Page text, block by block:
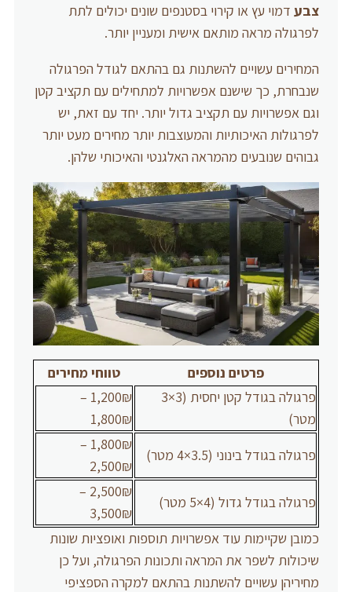
צבעדמוי עץ או קירוי בסטנפים שונים יכולים לתת
לפרגולה מראה מותאם אישית ומעניין יותר.
המחירים עשויים להשתנות גם בהתאם לגודל הפרגולה
שנבחרת, כך שישנם אפשרויות למתחילים עם תקציב קטן
וגם אפשרויות עם תקציב גדול יותר. יחד עם זאת, יש
לפרגולות האיכותיות והמעוצבות יותר מחירים מעט יותר
גבוהים שנובעים מהמראה האלגנטי והאיכותי שלהן.
פרטים נוספים
טווחי מחירים
פרגולה בגודל קטן יחסית (3×3
מטר)
1,200₪ –
1,800₪
פרגולה בגודל בינוני (3.5×4 מטר)
1,800₪ –
2,500₪
פרגולה בגודל גדול (4×5 מטר)
2,500₪ –
3,500₪
כמובן שקיימות עוד אפשרויות תוספות ואופציות שונות
שיכולות לשפר את המראה ותכונות הפרגולה, ועל כן
מחיריהן עשויים להשתנות בהתאם למקרה הספציפי